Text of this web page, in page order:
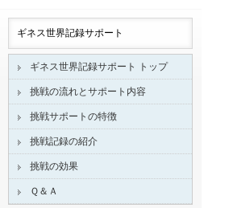
ギネス世界記録サポート
ギネス世界記録サポート トップ
挑戦の流れとサポート内容
挑戦サポートの特徴
挑戦記録の紹介
挑戦の効果
Ｑ＆Ａ